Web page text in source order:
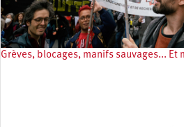
Grèves, blocages, manifs sauvages... Et